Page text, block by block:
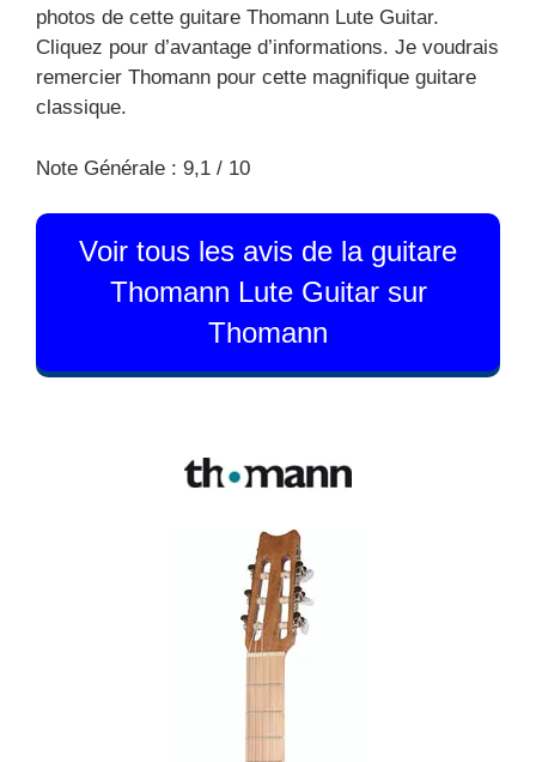
photos de cette guitare Thomann Lute Guitar.
Cliquez pour d’avantage d’informations. Je voudrais
remercier Thomann pour cette magnifique guitare
classique.
Note Générale : 9,1 / 10
Voir tous les avis de la guitare
Thomann Lute Guitar sur
Thomann